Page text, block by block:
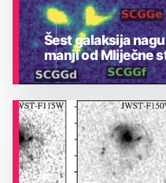
ASTRONOMIJA
Šest galaksija
manji od Mliječne